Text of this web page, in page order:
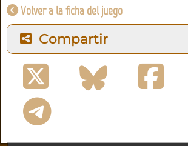
Volver a la ficha del juego
Compartir